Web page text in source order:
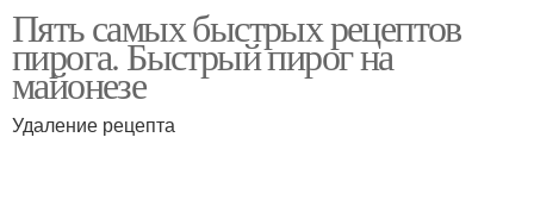
Пирог в виде Лимонный пирог
Пять самых быстрых рецептов
пирога. Быстрый пирог на
майонезе
Удаление рецепта